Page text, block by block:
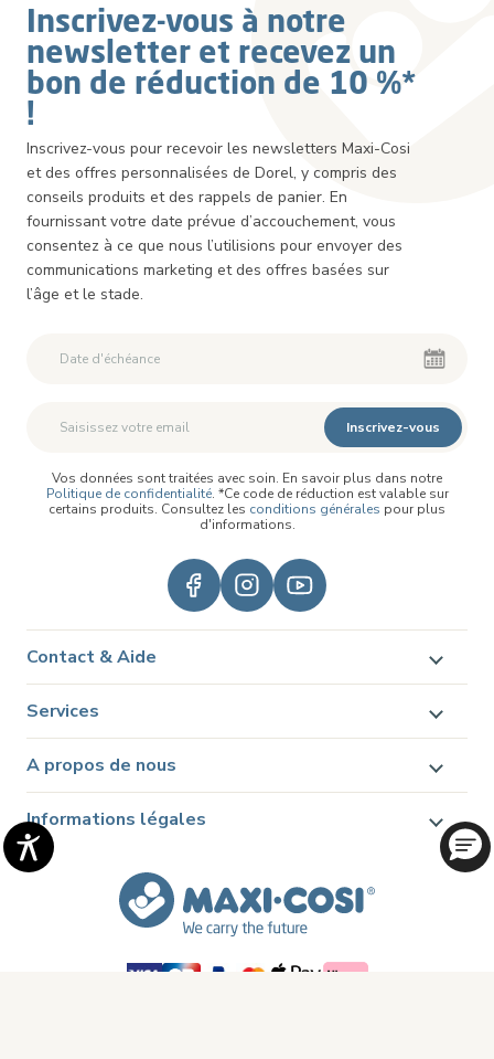
Inscrivez-vous à notre
newsletter et recevez un
bon de réduction de 10 %*
!
Inscrivez-vous pour recevoir les newsletters Maxi-Cosi
et des offres personnalisées de Dorel, y compris des
conseils produits et des rappels de panier. En
fournissant votre date prévue d’accouchement, vous
consentez à ce que nous l’utilisions pour envoyer des
communications marketing et des offres basées sur
l’âge et le stade.
Deuxième Prénom
Inscrivez-vous
Vos données sont traitées avec soin. En savoir plus dans notre
Politique de confidentialité. *Ce code de réduction est valable sur
certains produits. Consultez les conditions générales pour plus
d'informations.
Contact & Aide
Services
A propos de nous
Informations légales